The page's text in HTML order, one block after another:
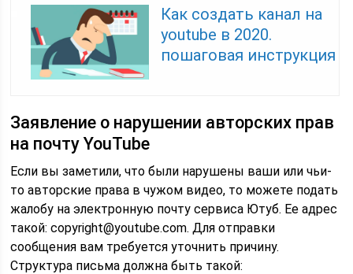
Как создать канал на
youtube в 2020.
пошаговая инструкция
Заявление о нарушении авторских прав
на почту YouTube
Если вы заметили, что были нарушены ваши или чьи-
то авторские права в чужом видео, то можете подать
жалобу на электронную почту сервиса Ютуб. Ее адрес
такой: copyright@youtube.com. Для отправки
сообщения вам требуется уточнить причину.
Структура письма должна быть такой: